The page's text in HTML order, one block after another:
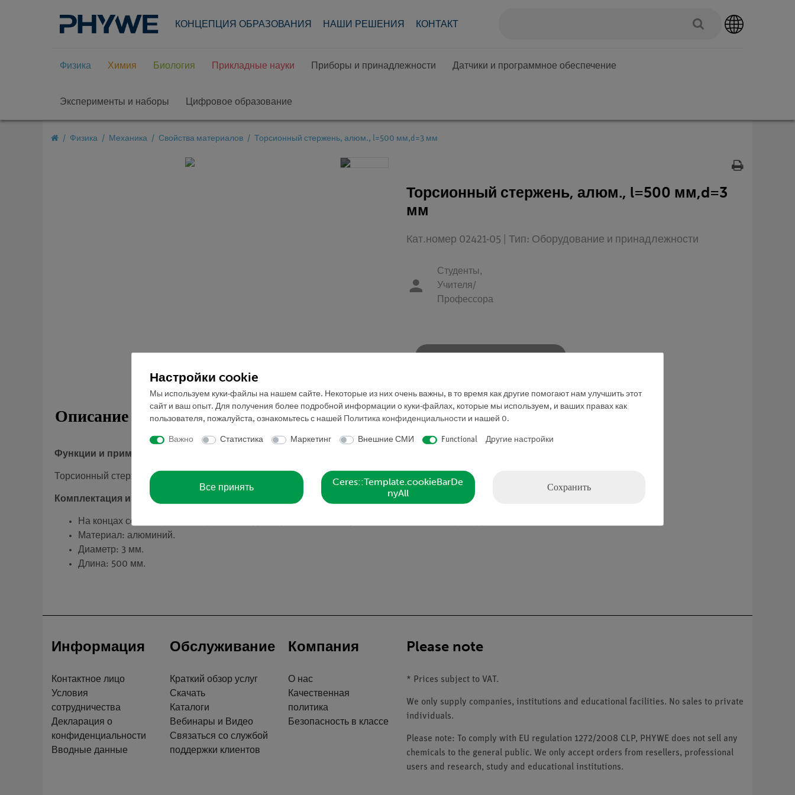
КОНЦЕПЦИЯ ОБРАЗОВАНИЯ НАШИ РЕШЕНИЯ КОНТАКТ
Физика Химия Биология Прикладные науки Приборы и принадлежности Датчики и программное обеспечение
Эксперименты и наборы Цифровое образование
Физика Механика Свойства материалов Торсионный стержень, алюм., l=500 мм,d=3 мм
Торсионный стержень, алюм., l=500 мм,d=3
мм
Кат.номер 02421-05 | Тип: Оборудование и принадлежности
Студенты,
Учителя/
Профессора
Запросить предложение
Описание
Функции и применение
Торсионный стержень для торсионного аппарата (02421.00).
Комплектация и технические данные
На концах со штекерным соединением для торсионного аппарата и металлическим цилиндром.
Материал: алюминий.
Диаметр: 3 мм.
Длина: 500 мм.
Информация
Контактное лицо
Условия
сотрудничества
Декларация о
конфиденциальности
Вводные данные
Обслуживание
Краткий обзор услуг
Скачать
Каталоги
Вебинары и Видео
Связаться со службой
поддержки клиентов
Компания
О нас
Качественная
политика
Безопасность в классе
Please note
* Prices subject to VAT.
We only supply companies, institutions and educational facilities. No sales to private
individuals.
Please note: To comply with EU regulation 1272/2008 CLP, PHYWE does not sell any
chemicals to the general public. We only accept orders from resellers, professional
users and research, study and educational institutions.
Настройки cookie
Мы используем куки-файлы на нашем сайте. Некоторые из них очень важны, в то время как другие помогают нам улучшить этот
сайт и ваш опыт. Для получения более подробной информации о куки-файлах, которые мы используем, и ваших правах как
пользователя, пожалуйста, ознакомьтесь с нашей
Политика конфиденциальности и нашей 0.
Важно Статистика Маркетинг Внешние СМИ Functional Другие настройки
Все принять
Ceres::Template.cookieBarDe
nyAll
Сохранить